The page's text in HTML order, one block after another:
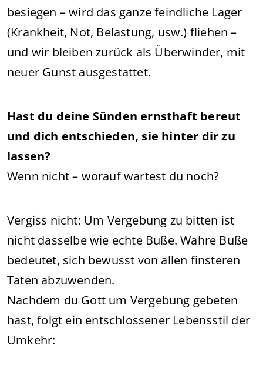
besiegen – wird das ganze feindliche Lager
(Krankheit, Not, Belastung, usw.) fliehen –
und wir bleiben zurück als Überwinder, mit
neuer Gunst ausgestattet.
Hast du deine Sünden ernsthaft bereut
und dich entschieden, sie hinter dir zu
lassen?
Wenn nicht – worauf wartest du noch?
Vergiss nicht: Um Vergebung zu bitten ist
nicht dasselbe wie echte Buße. Wahre Buße
bedeutet, sich bewusst von allen finsteren
Taten abzuwenden.
Nachdem du Gott um Vergebung gebeten
hast, folgt ein entschlossener Lebensstil der
Umkehr: